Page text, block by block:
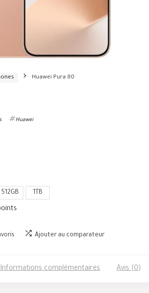
Huawei Pura 80
Huawei
512GB 1TB
Ajouter au comparateur
Informations complémentaires Avis (0)